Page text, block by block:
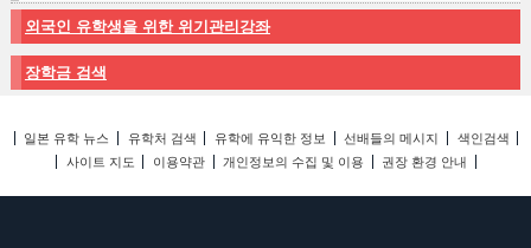
외국인 유학생을 위한 위기관리강좌
장학금 검색
일본 유학 뉴스 유학처 검색 유학에 유익한 정보 선배들의 메시지
색인검색
사이트 지도
이용약관 개인정보의 수집 및 이용 권장 환경 안내